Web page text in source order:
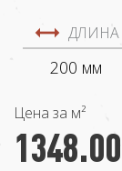
ДЛИНА
200 мм
Цена за м²
1348.00